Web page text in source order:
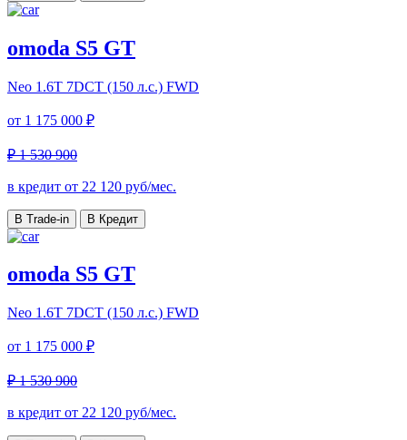
omoda S5 GT
Neo 1.6T 7DCT (150 л.с.) FWD
от 1 175 000 ₽
₽ 1 530 900
в кредит от 22 120 руб/мес.
В Trade-in В Кредит
omoda S5 GT
Neo 1.6T 7DCT (150 л.с.) FWD
от 1 175 000 ₽
₽ 1 530 900
в кредит от 22 120 руб/мес.